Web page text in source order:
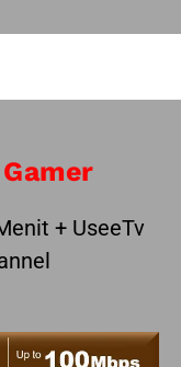
+ UseeTv